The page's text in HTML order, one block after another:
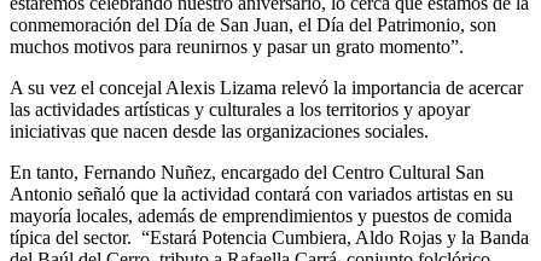
conmemoración del Día de San Juan, el Día del Patrimonio, son
muchos motivos para reunirnos y pasar un grato momento”.
A su vez el concejal Alexis Lizama relevó la importancia de acercar
las actividades artísticas y culturales a los territorios y apoyar
iniciativas que nacen desde las organizaciones sociales.
En tanto, Fernando Nuñez, encargado del Centro Cultural San
Antonio señaló que la actividad contará con variados artistas en su
mayoría locales, además de emprendimientos y puestos de comida
típica del sector. “Estará Potencia Cumbiera, Aldo Rojas y la Banda